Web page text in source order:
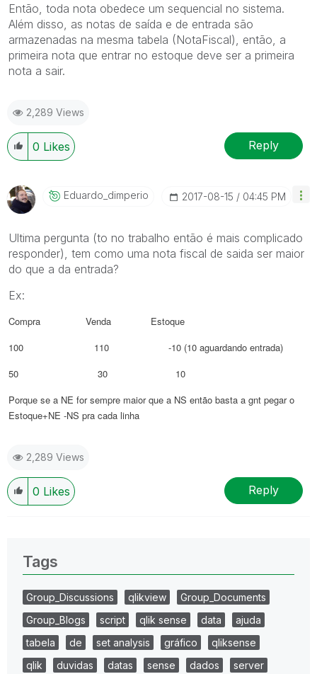
Então, toda nota obedece um sequencial no sistema.
Além disso, as notas de saída e de entrada são
armazenadas na mesma tabela (NotaFiscal), então, a
primeira nota que entrar no estoque deve ser a primeira
nota a sair.
2,289 Views
0 Likes Reply
Eduardo_dimperiO ‎2017-08-15 04:45 PM
Ultima pergunta (to no trabalho então é mais complicado
responder), tem como uma nota fiscal de saida ser maior
do que a da entrada?
Ex:
Compra Venda Estoque
100 110 -10 (10 aguardando entrada)
50 30 10
Porque se a NE for sempre maior que a NS então basta a gnt pegar o
Estoque+NE -NS pra cada linha
2,289 Views
0 Likes Reply
Tags
Group_Discussions qlikview
Group_Documents
Group_Blogs
script qlik sense data
ajuda
tabela
de set analysis gráfico
qliksense
qlik
duvidas datas sense dados
server